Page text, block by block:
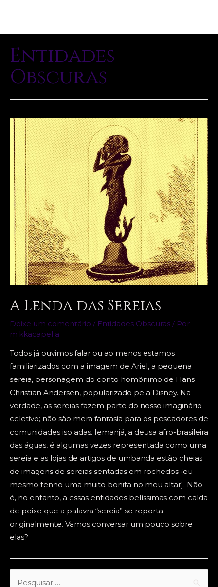
Entidades
Obscuras
A Lenda das Sereias
Deixe um comentário / Entidades Obscuras / Por
mikkacapella
Todos já ouvimos falar ou ao menos estamos
familiarizados com a imagem de Ariel, a pequena
sereia, personagem do conto homônimo de Hans
Christian Andersen, popularizado pela Disney. Na
verdade, as sereias fazem parte do nosso imaginário
coletivo; não são mera fantasia para os pescadores de
comunidades isoladas. Iemanjá, a deusa afro-brasileira
das águas, é algumas vezes representada como uma
sereia e as lojas de artigos de umbanda estão cheias
de imagens de sereias sentadas em rochedos (eu
mesmo tenho uma muito bonita no meu altar). Não
é, no entanto, a essas entidades belíssimas com calda
de peixe que a palavra “sereia” se reporta
originalmente. Vamos conversar um pouco sobre
elas?